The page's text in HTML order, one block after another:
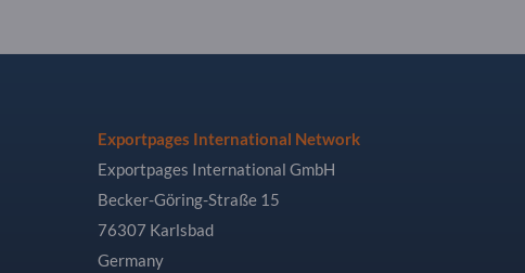
Exportpages International Network
Exportpages International GmbH
Becker-Göring-Straße 15
76307 Karlsbad
Germany